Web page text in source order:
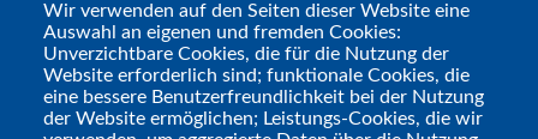
Schreibfehler, und die Struktur der Texte
hätte man noch etwas verfeinern können –
Aber das sind winzige Kritikpünktchen an
einem phantastischen Meisterwerk. Ich bin
Wir verwenden auf den Seiten dieser Website eine
Auswahl an eigenen und fremden Cookies:
Unverzichtbare Cookies, die für die Nutzung der
Website erforderlich sind; funktionale Cookies, die
eine bessere Benutzerfreundlichkeit bei der Nutzung
der Website ermöglichen; Leistungs-Cookies, die wir